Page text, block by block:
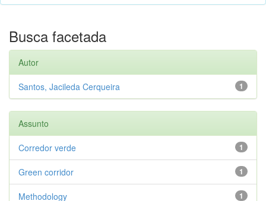
Busca facetada
Autor
1
Santos, Jacileda Cerqueira
Assunto
1
Corredor verde
1
Green corridor
1
Methodology